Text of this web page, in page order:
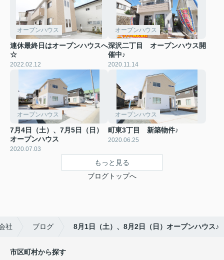
オープンハウス
連休最終日はオープンハウスへ
☆
2022.02.12
オープンハウス
深沢二丁目 オープンハウス開
催中♪
2020.11.14
オープンハウス
7月4日（土）、7月5日（日）
オープンハウス
2020.07.03
オープンハウス
町東3丁目 新築物件♪
2020.06.25
もっと見る
ブログトップへ
社 ブログ 8月1日（土）、8月2日（日）オープンハウス♪
市区町村から探す